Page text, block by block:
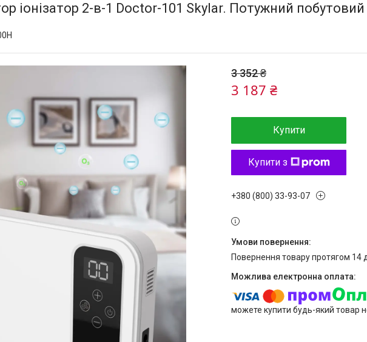
іонізатор 2-в-1 Doctor-101 Skylar. Потужний
3 352 ₴
3 187 ₴
Купити
Купити з
+380 (800) 33-93-07
повернення товару протягом 14
можете купити будь-який товар